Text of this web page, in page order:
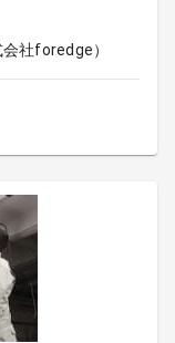
社foredge）